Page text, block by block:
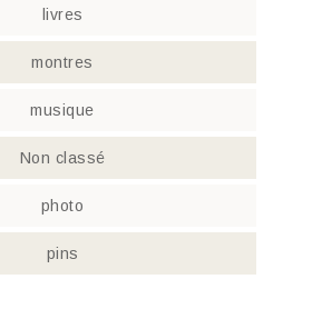
livres
montres
musique
Non classé
photo
pins